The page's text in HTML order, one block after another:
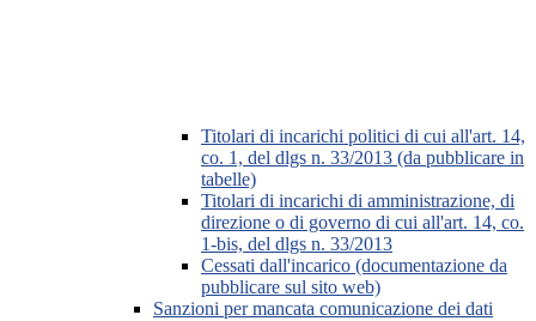
Titolari di incarichi politici di cui all'art. 14,
co. 1, del dlgs n. 33/2013 (da pubblicare in
tabelle)
Titolari di incarichi di amministrazione, di
direzione o di governo di cui all'art. 14, co.
1-bis, del dlgs n. 33/2013
Cessati dall'incarico (documentazione da
pubblicare sul sito web)
Sanzioni per mancata comunicazione dei dati